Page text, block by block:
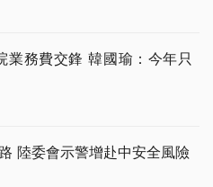
業務費交鋒 韓國瑜：今年只
陸委會示警增赴中安全風險